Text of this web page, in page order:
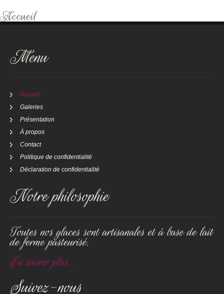
Accueil
Menu
Accueil
Galeries
Présentation
À propos
Contact
Politique de confidentialité
Déclaration de confidentialité
Notre philosophie
Toutes nos glaces sont artisanales et à base de lait
de ferme pasteurisé.
En savoir plus...
Suivez-nous